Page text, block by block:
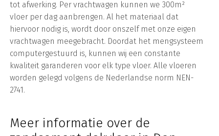
tot afwerking. Per vrachtwagen kunnen we 300m²
vloer per dag aanbrengen. Al het materiaal dat
hiervoor nodig is, wordt door onszelf met onze eigen
vrachtwagen meegebracht. Doordat het mengsysteem
computergestuurd is, kunnen wij een constante
kwaliteit garanderen voor elk type vloer. Alle vloeren
worden gelegd volgens de Nederlandse norm NEN-
2741.
Meer informatie over de